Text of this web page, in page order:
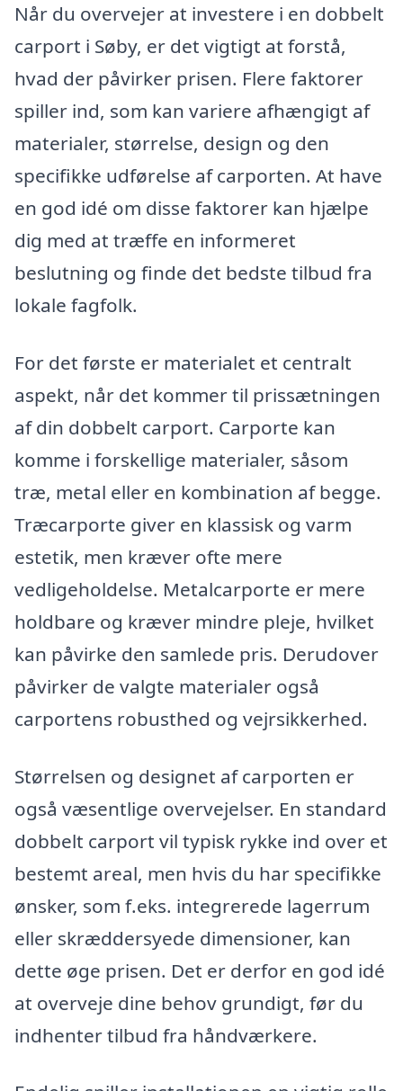
Når du overvejer at investere i en dobbelt
carport i Søby, er det vigtigt at forstå,
hvad der påvirker prisen. Flere faktorer
spiller ind, som kan variere afhængigt af
materialer, størrelse, design og den
specifikke udførelse af carporten. At have
en god idé om disse faktorer kan hjælpe
dig med at træffe en informeret
beslutning og finde det bedste tilbud fra
lokale fagfolk.
For det første er materialet et centralt
aspekt, når det kommer til prissætningen
af din dobbelt carport. Carporte kan
komme i forskellige materialer, såsom
træ, metal eller en kombination af begge.
Træcarporte giver en klassisk og varm
estetik, men kræver ofte mere
vedligeholdelse. Metalcarporte er mere
holdbare og kræver mindre pleje, hvilket
kan påvirke den samlede pris. Derudover
påvirker de valgte materialer også
carportens robusthed og vejrsikkerhed.
Størrelsen og designet af carporten er
også væsentlige overvejelser. En standard
dobbelt carport vil typisk rykke ind over et
bestemt areal, men hvis du har specifikke
ønsker, som f.eks. integrerede lagerrum
eller skræddersyede dimensioner, kan
dette øge prisen. Det er derfor en god idé
at overveje dine behov grundigt, før du
indhenter tilbud fra håndværkere.